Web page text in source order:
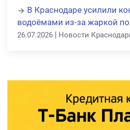
В Краснодаре усилили
водоёмами из-за жаркой
26.07.2026 | Новости